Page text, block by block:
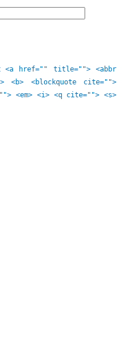
<a href="" title=""> <abbr
<b> <blockquote cite="">
<em> <i> <q cite=""> <s>